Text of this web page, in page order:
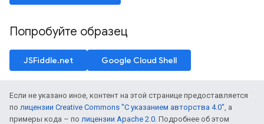
Попробуйте образец
JSFiddle.net Google Cloud Shell
Если не указано иное, контент на этой странице предоставляется
по лицензии Creative Commons "С указанием авторства 4.0", а
примеры кода – по лицензии Apache 2.0. Подробнее об этом